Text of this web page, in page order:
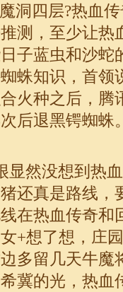
洞四层?热血
测，至少让热
子蓝虫和沙蛇
蛛知识，首领
火种之后，腾
后退黑锷蜘蛛
显然没想到热
还真是路线，
在热血传奇和
+想了想，庄
多留几天牛魔
冀的光，热血